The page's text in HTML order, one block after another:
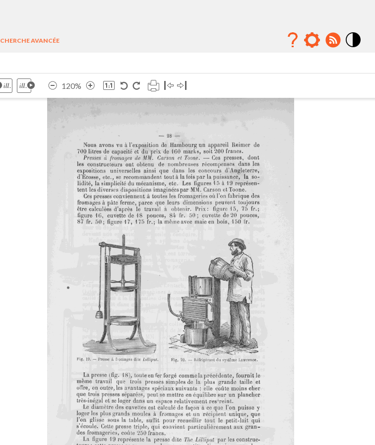
AVANCÉE
120%